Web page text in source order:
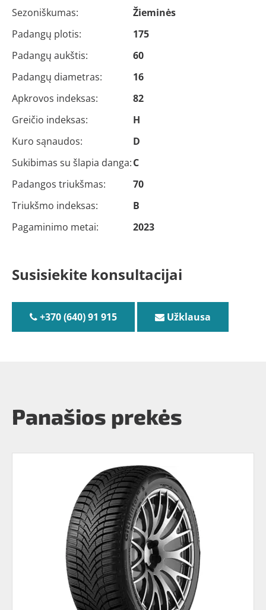
Sezoniškumas:
Žieminės
Padangų plotis:
175
Padangų aukštis:
60
Padangų diametras:
16
Apkrovos indeksas:
82
Greičio indeksas:
H
Kuro sąnaudos:
D
Sukibimas su šlapia danga:C
Padangos triukšmas:
70
Triukšmo indeksas:
B
Pagaminimo metai:
2023
Susisiekite konsultacijai
+370 (640) 91 915 Užklausa
Panašios prekės